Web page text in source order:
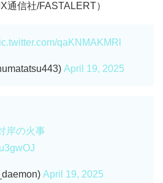
通信社/FASTALERT）
qaKNMAKMRl
April 19, 2025
岸の火事
April 19, 2025